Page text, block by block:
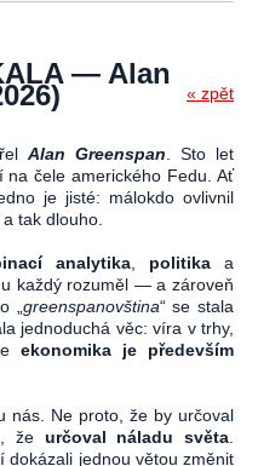
— Alan
« zpět
Alan Greenspan . Sto let
čele amerického Fedu. Ať
je jisté: málokdo ovlivnil
tak dlouho.
analytika, politikaa
každý rozuměl — a zároveň
„ greenspanovština“ se stala
jednoduchá věc: víra v trhy,
ekonomika je především
nás. Ne proto, že by určoval
že určoval náladu světa
dokázali jednou větou změnit